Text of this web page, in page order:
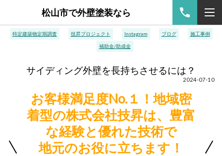
松山市で外壁塗装なら
特定建築物定期調査 技昇プロジェクト Instagram ブログ 施工事例
補助金/助成金
サイディング外壁を長持ちさせるには？
2024-07-10
お客様満足度No.１！地域密
着型の株式会社技昇は、豊富
な経験と優れた技術で
地元のお役に立ちます！